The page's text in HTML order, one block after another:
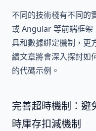
不同的技術棧有不同的
或 Angular 等前端框架
具和數據綁定機制，更
續文章將會深入探討如
的代碼示例。
完善超時機制：避
時庫存扣減機制